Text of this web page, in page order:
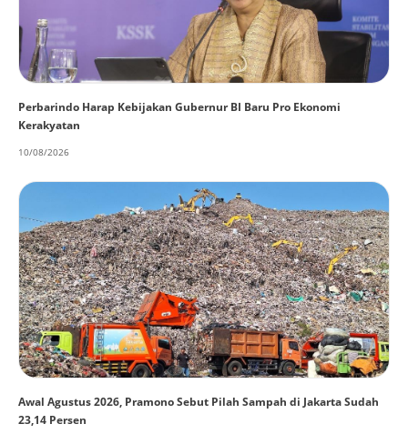
Perbarindo Harap Kebijakan Gubernur BI Baru Pro Ekonomi
Kerakyatan
10/08/2026
Awal Agustus 2026, Pramono Sebut Pilah Sampah di Jakarta Sudah
23,14 Persen